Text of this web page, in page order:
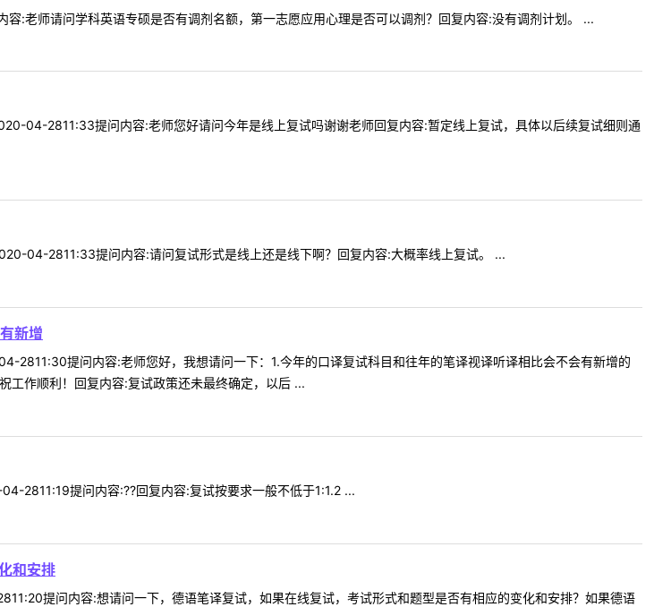
老师请问学科英语专硕是否有调剂名额，第一志愿应用心理是否可以调剂？回复内容:没有调剂计划。 ...
04-2811:33提问内容:老师您好请问今年是线上复试吗谢谢老师回复内容:暂定线上复试，具体以后续复试细则通
04-2811:33提问内容:请问复试形式是线上还是线下啊？回复内容:大概率线上复试。 ...
新增
提问内容:老师您好，我想请问一下：1.今年的口译复试科目和往年的笔译视译听译相比会不会有新增的
工作顺利！回复内容:复试政策还未最终确定，以后 ...
2811:19提问内容:??回复内容:复试按要求一般不低于1:1.2 ...
和安排
提问内容:想请问一下，德语笔译复试，如果在线复试，考试形式和题型是否有相应的变化和安排？如果德语